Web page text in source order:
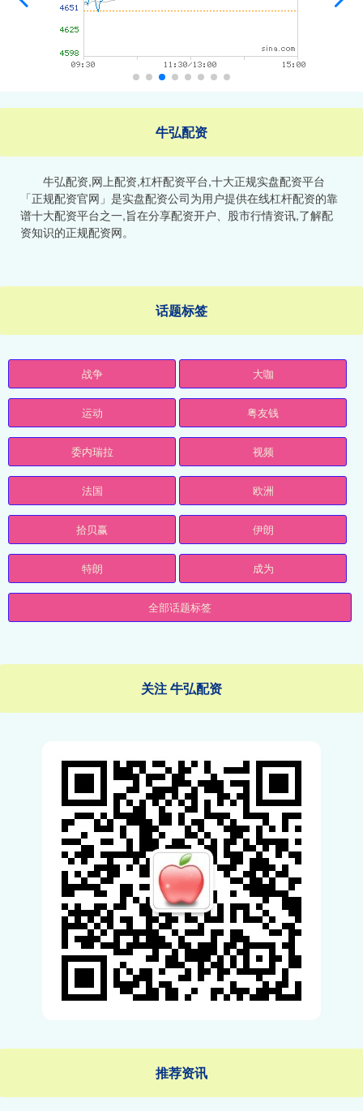
牛弘配资
牛弘配资,网上配资,杠杆配资平台,十大正规实盘配资平台
「正规配资官网」是实盘配资公司为用户提供在线杠杆配资的靠
谱十大配资平台之一,旨在分享配资开户、股市行情资讯,了解配
资知识的正规配资网。
话题标签
战争 大咖
运动 粤友钱
委内瑞拉 视频
法国 欧洲
拾贝赢 伊朗
特朗 成为
全部话题标签
关注 牛弘配资
推荐资讯